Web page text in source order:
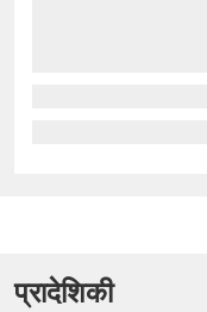
प्रादेशिकी